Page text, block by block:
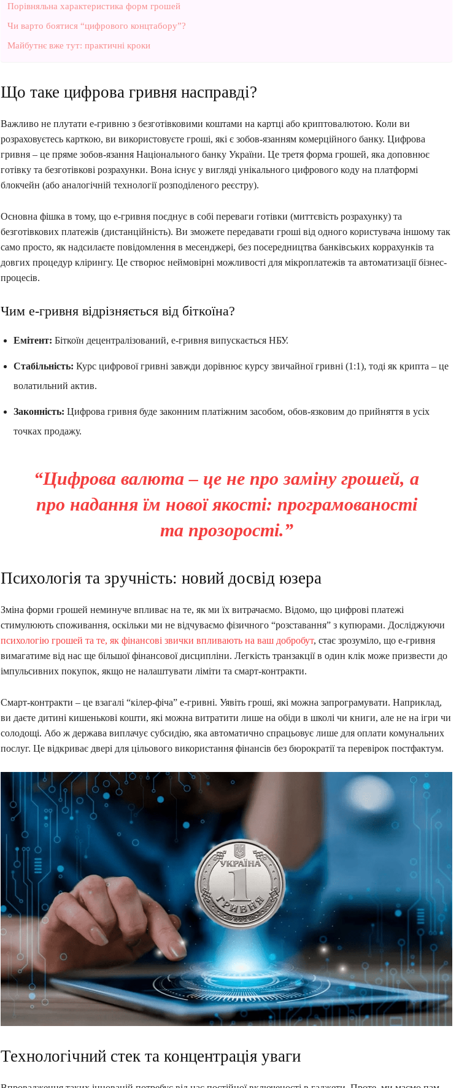
Порівняльна характеристика форм грошей
Чи варто боятися “цифрового концтабору”?
Майбутнє вже тут: практичні кроки
Що таке цифрова гривня насправді?
Важливо не плутати е-гривню з безготівковими коштами на картці або криптовалютою. Коли ви
розраховуєтесь карткою, ви використовуєте гроші, які є зобов-язанням комерційного банку. Цифрова
гривня – це пряме зобов-язання Національного банку України. Це третя форма грошей, яка доповнює
готівку та безготівкові розрахунки. Вона існує у вигляді унікального цифрового коду на платформі
блокчейн (або аналогічній технології розподіленого реєстру).
Основна фішка в тому, що е-гривня поєднує в собі переваги готівки (миттєвість розрахунку) та
безготівкових платежів (дистанційність). Ви зможете передавати гроші від одного користувача іншому так
само просто, як надсилаєте повідомлення в месенджері, без посередництва банківських коррахунків та
довгих процедур клірингу. Це створює неймовірні можливості для мікроплатежів та автоматизації бізнес-
процесів.
Чим е-гривня відрізняється від біткоїна?
Емітент: Біткоїн децентралізований, е-гривня випускається НБУ.
Стабільність: Курс цифрової гривні завжди дорівнює курсу звичайної гривні (1:1), тоді як крипта – це
волатильний актив.
Законність: Цифрова гривня буде законним платіжним засобом, обов-язковим до прийняття в усіх
точках продажу.
“Цифрова валюта – це не про заміну грошей, а
про надання їм нової якості: програмованості
та прозорості.”
Психологія та зручність: новий досвід юзера
Зміна форми грошей неминуче впливає на те, як ми їх витрачаємо. Відомо, що цифрові платежі
стимулюють споживання, оскільки ми не відчуваємо фізичного “розставання” з купюрами. Досліджуючи
психологію грошей та те, як фінансові звички впливають на ваш добробут, стає зрозуміло, що е-гривня
вимагатиме від нас ще більшої фінансової дисципліни. Легкість транзакції в один клік може призвести до
імпульсивних покупок, якщо не налаштувати ліміти та смарт-контракти.
Смарт-контракти – це взагалі “кілер-фіча” е-гривні. Уявіть гроші, які можна запрограмувати. Наприклад,
ви даєте дитині кишенькові кошти, які можна витратити лише на обіди в школі чи книги, але не на ігри чи
солодощі. Або ж держава виплачує субсидію, яка автоматично спрацьовує лише для оплати комунальних
послуг. Це відкриває двері для цільового використання фінансів без бюрократії та перевірок постфактум.
Технологічний стек та концентрація уваги